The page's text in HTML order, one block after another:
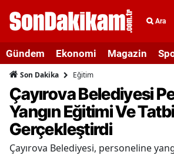
Ara
Gündem Ekonomi Magazin
Son Dakika Eğitim
Çayırova Belediyesi
Yangın Eğitimi Ve
Gerçekleştirdi
Çayırova Belediyesi, personeline